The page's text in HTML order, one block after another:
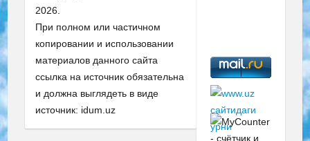
2026.
При полном или частичном
копировании и использовании
материалов данного сайта
ссылка на источник обязательна
и должна выглядеть в виде
источник: idum.uz